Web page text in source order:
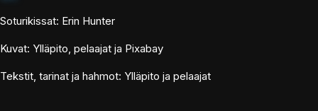
Soturikissat: Erin Hunter
Kuvat: Ylläpito, pelaajat ja Pixabay
Tekstit, tarinat ja hahmot: Ylläpito ja pelaajat